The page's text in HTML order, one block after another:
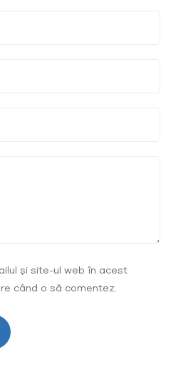
și site-ul web în acest
când o să comentez.